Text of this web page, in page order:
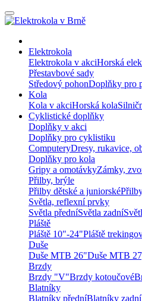
Elektrokola
Elektrokola v akciHorská
Přestavbové sady
Středový pohonDoplňky pro
Kola
Kola v akciHorská kola
Cyklistické doplňky
Doplňky v akci
Doplňky pro cyklistiku
ComputeryDresy, rukavice,
Doplňky pro kola
Gripy a omotávkyZámky,
Přilby, brýle
Přilby dětské a juniorské
Světla, reflexní prvky
Světla předníSvětla zadní
Pláště
Pláště 10"-24"Pláště
Duše
Duše MTB 26"Duše MTB
Brzdy
Brzdy "V"Brzdy kotoučové
Blatníky
Blatníky předníBlatníky zadní